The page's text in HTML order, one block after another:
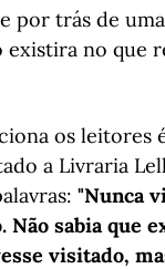
por trás de
existira no que
os leitores
a Livraria
"Nunca
sabia que
visitado,